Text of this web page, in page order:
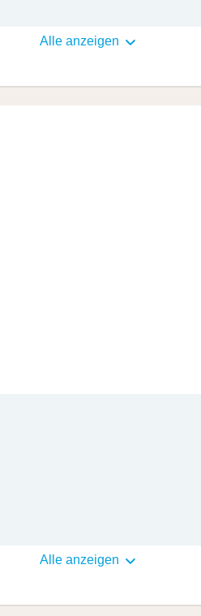
Alle anzeigen
Alle anzeigen